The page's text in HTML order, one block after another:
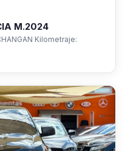
M.2024
Kilometraje: